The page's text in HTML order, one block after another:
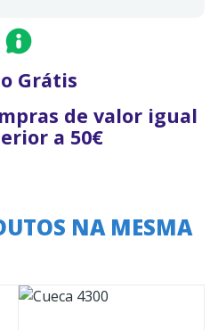
Grátis
de valor igual
a 50€
NA MESMA